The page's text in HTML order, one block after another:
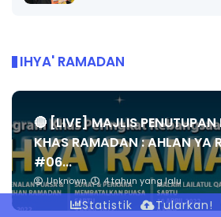
IHYA' RAMADAN
🔴 [LIVE] MAJLIS PENUTUPAN
KHAS RAMADAN : AHLAN YA
#06...
Unknown 4 tahun yang lalu
Statistik Tularkan!